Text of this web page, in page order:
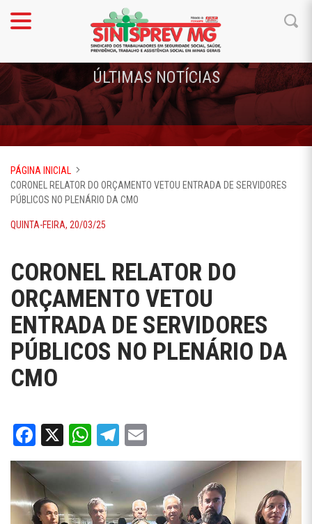
ÚLTIMAS NOTÍCIAS
PÁGINA INICIAL
CORONEL RELATOR DO ORÇAMENTO VETOU ENTRADA DE SERVIDORES
PÚBLICOS NO PLENÁRIO DA CMO
QUINTA-FEIRA, 20/03/25
CORONEL RELATOR DO
ORÇAMENTO VETOU
ENTRADA DE SERVIDORES
PÚBLICOS NO PLENÁRIO DA
CMO
Facebook
X WhatsApp
Telegram